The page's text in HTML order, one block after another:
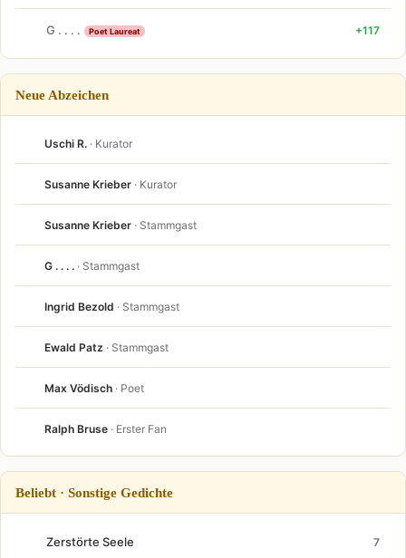
G . . . . Poet Laureat +117
Neue Abzeichen
Uschi R. · Kurator
Susanne Krieber · Kurator
Susanne Krieber · Stammgast
G . . . . · Stammgast
Ingrid Bezold · Stammgast
Ewald Patz · Stammgast
Max Vödisch · Poet
Ralph Bruse · Erster Fan
Beliebt · Sonstige Gedichte
Zerstörte Seele 7